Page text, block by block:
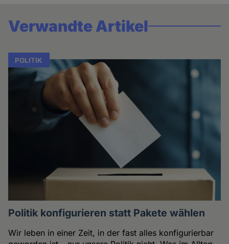
Verwandte Artikel
POLITIK
Politik konfigurieren statt Pakete wählen
Wir leben in einer Zeit, in der fast alles konfigurierbar